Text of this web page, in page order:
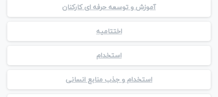
آموزش و توسعه حرفه ای کارکنان
اختتامیه
استخدام
استخدام و جذب منابع انسانی